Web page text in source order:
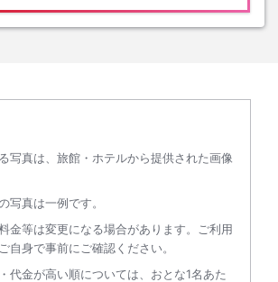
写真は、旅館・ホテルから提供された画像
写真は一例です。
金等は変更になる場合があります。ご利用
自身で事前にご確認ください。
代金が高い順については、おとな1名あた